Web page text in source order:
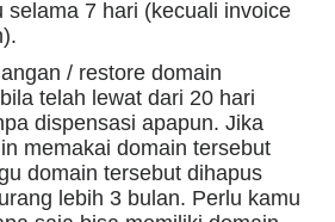
selama 7 hari (kecuali invoice
/ restore domain
telah lewat dari 20 hari
dispensasi apapun. Jika
memakai domain tersebut
domain tersebut dihapus
lebih 3 bulan. Perlu kamu